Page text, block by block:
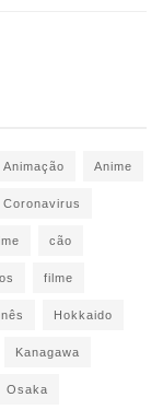
Animação Anime
Coronavirus
cão
filme
Hokkaido
Kanagawa
Osaka